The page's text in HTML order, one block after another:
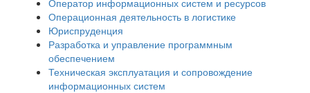
Операционная деятельность в логистике
Юриспруденция
Разработка и управление программным
обеспечением
Техническая эксплуатация и сопровождение
информационных систем